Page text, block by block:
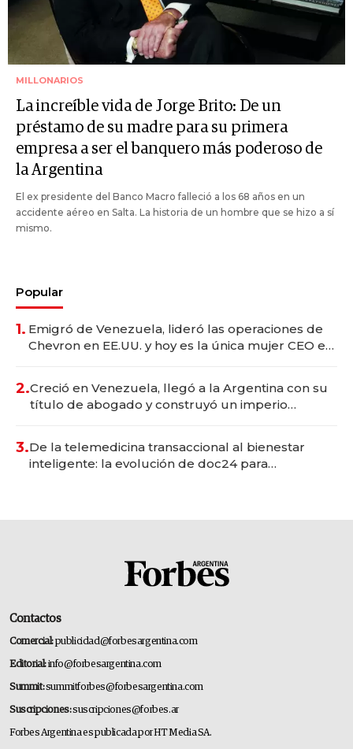
MILLONARIOS
La increíble vida de Jorge Brito: De un
préstamo de su madre para su primera
empresa a ser el banquero más poderoso de
la Argentina
El ex presidente del Banco Macro falleció a los 68 años en un
accidente aéreo en Salta. La historia de un hombre que se hizo a sí
mismo.
Popular
1. Emigró de Venezuela, lideró las operaciones de
Chevron en EE.UU. y hoy es la única mujer CEO en
2.Creció en Venezuela, llegó a la Argentina con su
título de abogado y construyó un imperio
3.De la telemedicina transaccional al bienestar
inteligente: la evolución de doc24 para
Contactos
Comercial:publicidad@forbesargentina.com
Editorial:info@forbesargentina.com
Summit:summitforbes@forbesargentina.com
Suscripciones:suscripciones@forbes.ar
Forbes Argentina es publicada por HT Media SA.